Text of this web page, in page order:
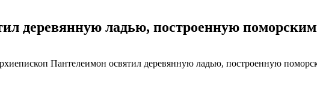
деревянную ладью, построенную